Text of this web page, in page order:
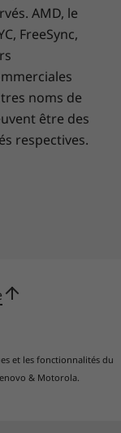
AMD, le
FreeSync,
noms de
être des
respectives.
et les fonctionnalités du
& Motorola.